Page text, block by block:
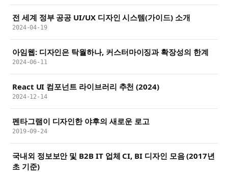
전 세계 정부 공공 UI/UX 디자인 시스템(가이드) 소개
2024-04-19
아임웹: 디자인은 탁월하나, 커스터마이징과 확장성의 한계
2024-06-11
React UI 컴포넌트 라이브러리 추천 (2024)
2024-12-14
펜타그램이 디자인한 야후의 새로운 로고
2019-09-24
국내외 정보보안 및 B2B IT 업체 CI, BI 디자인 모음 (2017년
초 기준)